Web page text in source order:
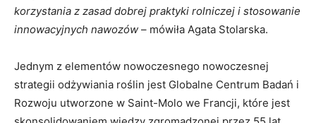
korzystania z zasad dobrej praktyki rolniczej i stosowanie
innowacyjnych nawozów – mówiła Agata Stolarska.
Jednym z elementów nowoczesnego nowoczesnej
strategii odżywiania roślin jest Globalne Centrum Badań i
Rozwoju utworzone w Saint-Molo we Francji, które jest